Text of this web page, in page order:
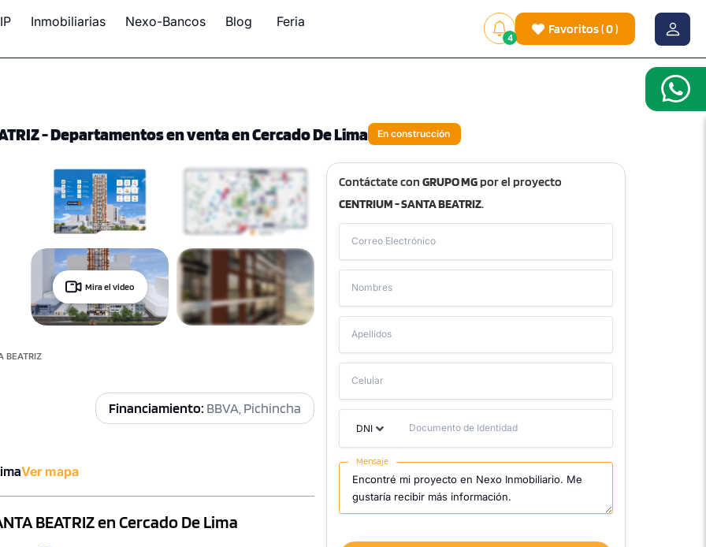
Inmobiliarias Nexo-Bancos Blog Feria
4
Favoritos(0)
- Departamentos en venta en Cercado De Lima En construcción
Contáctate con GRUPO MGpor el proyecto
CENTRIUM - SANTA BEATRIZ.
Correo Electrónico
Nombres
Apellidos
Celular
DNI Documento de Identidad
Mensaje
Mira el video
BEATRIZ
Financiamiento: BBVA, Pichincha
Ver mapa
BEATRIZ en Cercado De Lima